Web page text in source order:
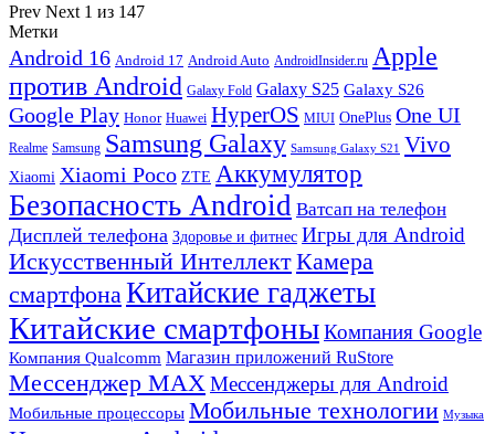
Prev Next 1 из 147
Метки
Android 16 Android 17 Android Auto AndroidInsider.ru Apple
против Android Galaxy Fold Galaxy S25 Galaxy S26
Google Play Honor Huawei HyperOS MIUI OnePlus One UI
Realme Samsung Samsung Galaxy Samsung Galaxy S21 Vivo
Xiaomi Xiaomi Poco ZTE Аккумулятор
Безопасность Android Ватсап на телефон
Дисплей телефона Здоровье и фитнес Игры для Android
Искусственный ИнтеллектКамера
смартфона Китайские гаджеты
Китайские смартфоныКомпания Google
Компания Qualcomm Магазин приложений RuStore
Мессенджер MAX Мессенджеры для Android
Мобильные процессоры Мобильные технологии Музыка